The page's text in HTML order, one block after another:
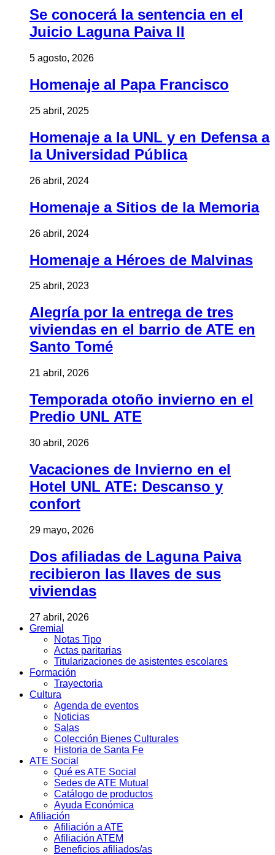
Se conocerá la sentencia en el
Juicio Laguna Paiva II
5 agosto, 2026
Homenaje al Papa Francisco
25 abril, 2025
Homenaje a la UNL y en Defensa a
la Universidad Pública
26 abril, 2024
Homenaje a Sitios de la Memoria
26 abril, 2024
Homenaje a Héroes de Malvinas
25 abril, 2023
Alegría por la entrega de tres
viviendas en el barrio de ATE en
Santo Tomé
21 abril, 2026
Temporada otoño invierno en el
Predio UNL ATE
30 abril, 2026
Vacaciones de Invierno en el
Hotel UNL ATE: Descanso y
confort
29 mayo, 2026
Dos afiliadas de Laguna Paiva
recibieron las llaves de sus
viviendas
27 abril, 2026
Gremial
Notas Tipo
Actas paritarias
Titularizaciones de asistentes escolares
Formación
Trayectoria
Cultura
Agenda de eventos
Noticias
Salas
Colección Bienes Culturales
Historia de Santa Fe
ATE Social
Qué es ATE Social
Sedes de ATE Mutual
Catálogo de productos
Ayuda Económica
Afiliación
Afiliación a ATE
Afiliación ATEM
Beneficios afiliados/as